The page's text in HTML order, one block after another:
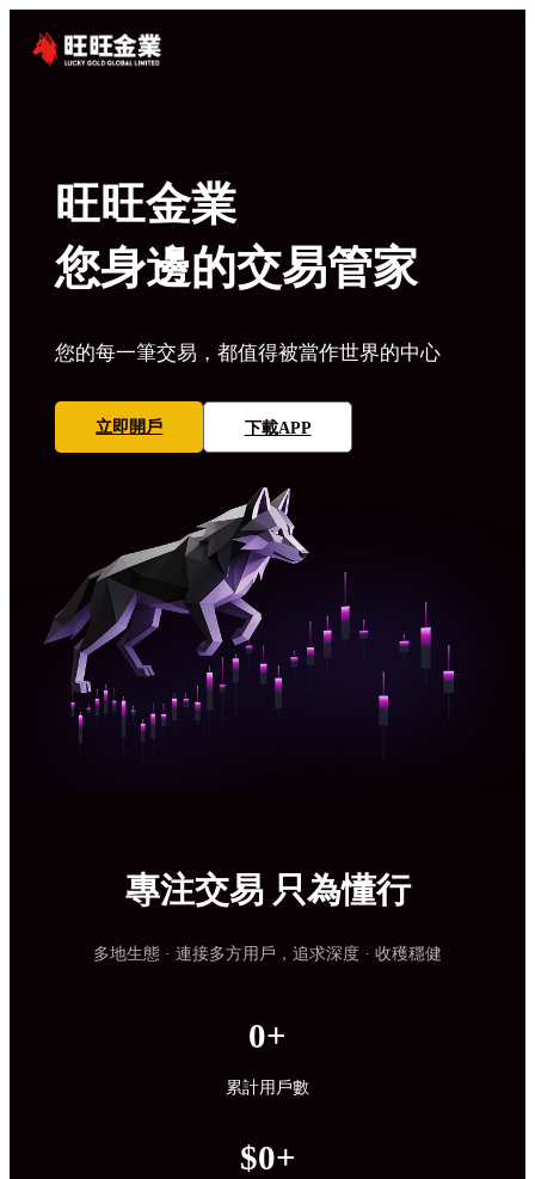
旺旺金業
您身邊的交易管家
您的每一筆交易，都值得被當作世界的中心
立即開戶 下載APP
專注交易 只為懂行
多地生態 · 連接多方用戶，追求深度 · 收穫穩健
0+
累計用戶數
$0+